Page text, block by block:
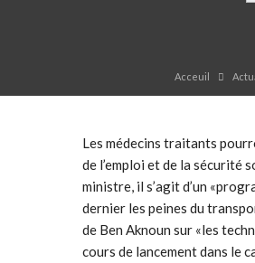
Acceuil
Les médecins traitants
de l’emploi et de la sécurité
ministre, il s’agit d’un
dernier les peines du
de Ben Aknoun sur «les
cours de lancement dans le